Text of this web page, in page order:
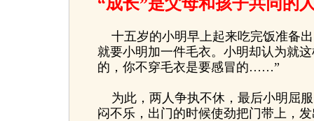
十五岁的小明早上起来吃完饭准备
就要小明加一件毛衣。小明却认为就
的，你不穿毛衣是要感冒的……”
为此，两人争执不休，最后小明屈
闷不乐，出门的时候使劲把门带上，